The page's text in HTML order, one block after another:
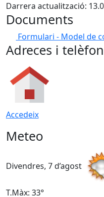
Darrera actualització:
Documents
Formulari - Model de
Adreces i
Accedeix
Meteo
Divendres, 7 d’agost
T.Màx: 33°